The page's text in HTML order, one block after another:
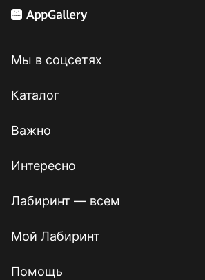
Мы в соцсетях
Каталог
Важно
Интересно
Лабиринт — всем
Мой Лабиринт
Помощь